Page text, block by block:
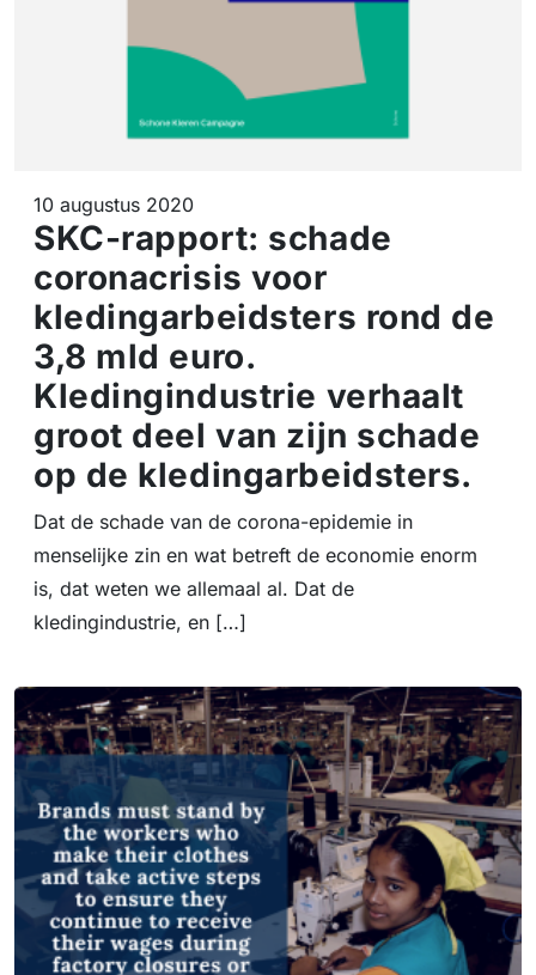
10 augustus 2020
SKC-rapport: schade
coronacrisis voor
kledingarbeidsters rond de
3,8 mld euro.
Kledingindustrie verhaalt
groot deel van zijn schade
op de kledingarbeidsters.
Dat de schade van de corona-epidemie in
menselijke zin en wat betreft de economie enorm
is, dat weten we allemaal al. Dat de
kledingindustrie, en […]